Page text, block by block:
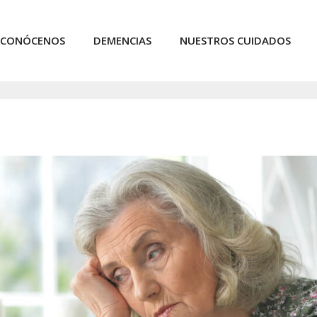
CONÓCENOS DEMENCIAS NUESTROS CUIDADOS